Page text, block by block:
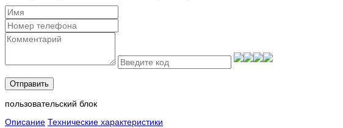
Отправить
пользовательский блок
Описание Технические характеристики